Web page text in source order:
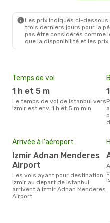
Les prix indiqués ci-
trois derniers jours pour la
pas être considérés comme
que la disponibilité et les
Temps de vol
1 h et 5 m
Le temps de vol de Istanbul vers
Izmir est env. 1 h et 5 m min.
Prix le moins cher pour un billet
Arrivée à l'aéroport
Izmir Adnan Menderes
Airport
Les vols ayant pour destination
Izmir au depart de Istanbul
arrivent à Izmir Adnan Menderes
Airport
avril est la période la plus